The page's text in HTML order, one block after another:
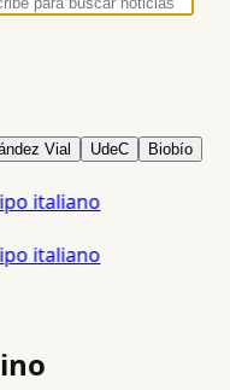
Vial UdeC Biobío
italiano
italiano